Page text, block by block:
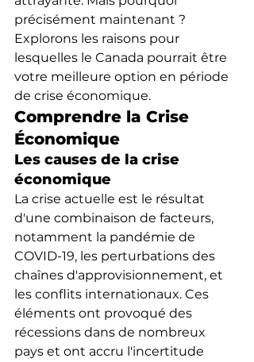
précisément maintenant ?
Explorons les raisons pour
lesquelles le Canada pourrait être
votre meilleure option en période
de crise économique.
Comprendre la Crise
Économique
Les causes de la crise
économique
La crise actuelle est le résultat
d'une combinaison de facteurs,
notamment la pandémie de
COVID-19, les perturbations des
chaînes d'approvisionnement, et
les conflits internationaux. Ces
éléments ont provoqué des
récessions dans de nombreux
pays et ont accru l'incertitude